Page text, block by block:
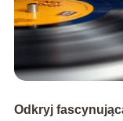
Odkryj